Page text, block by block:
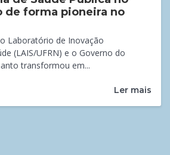
de forma pioneira no
Laboratório de Inovação
(LAIS/UFRN) e o Governo do
transformou em...
Ler mais